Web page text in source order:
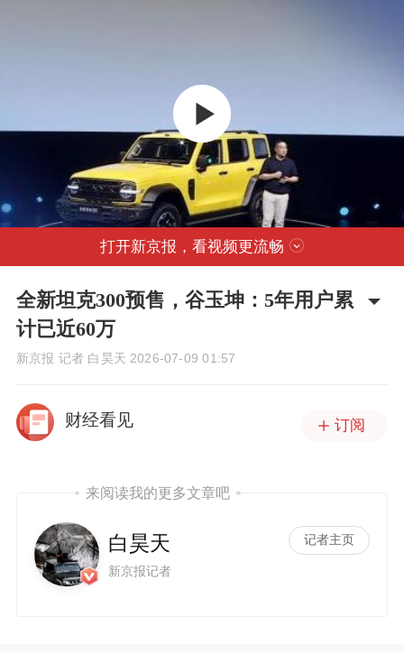
打开新京报，看视频更流畅
全新坦克300预售，谷玉坤：5年用户累
计已近60万
新京报 记者 白昊天 2026-07-09 01:57
财经看见 订阅
来阅读我的更多文章吧
白昊天
新京报记者
记者主页